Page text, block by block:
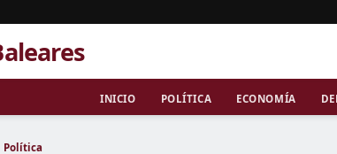
INICIO POLÍTICA ECONOMÍA
Política